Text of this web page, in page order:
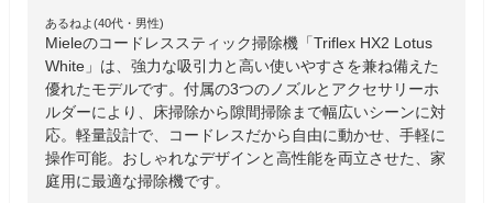
あるねよ(40代・男性)
Mieleのコードレススティック掃除機「Triflex HX2 Lotus
White」は、強力な吸引力と高い使いやすさを兼ね備えた
優れたモデルです。付属の3つのノズルとアクセサリーホ
ルダーにより、床掃除から隙間掃除まで幅広いシーンに対
応。軽量設計で、コードレスだから自由に動かせ、手軽に
操作可能。おしゃれなデザインと高性能を両立させた、家
庭用に最適な掃除機です。